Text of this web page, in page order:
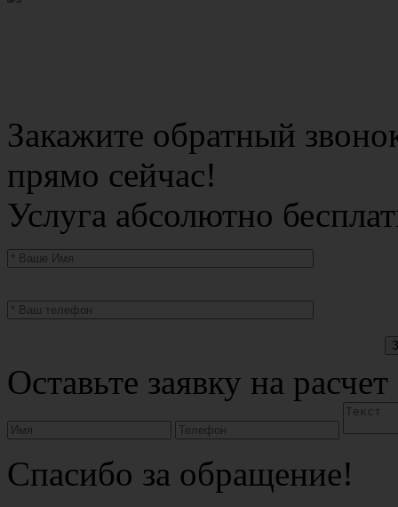
Закажите обратный
прямо сейчас!
Услуга абсолютно
Оставьте заявку на расчет
Спасибо за обращение!